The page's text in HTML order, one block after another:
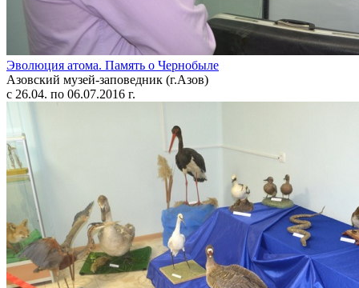
Эволюция атома. Память о Чернобыле
Азовский музей-заповедник (г.Азов)
с 26.04. по 06.07.2016 г.